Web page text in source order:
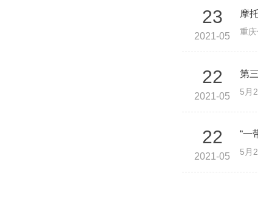
23
2021-05
摩
22
2021-05
第
22
2021-05
“一
5月